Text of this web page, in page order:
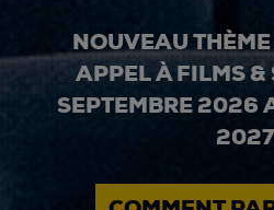
NOUVEAU
APPEL À FILMS &
SEPTEMBRE 2026
2027